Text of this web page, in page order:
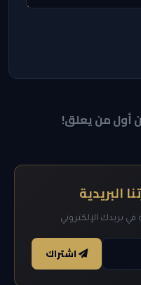
أول من يعلق!
البريدية
بريدك الإلكتروني
اشتراك